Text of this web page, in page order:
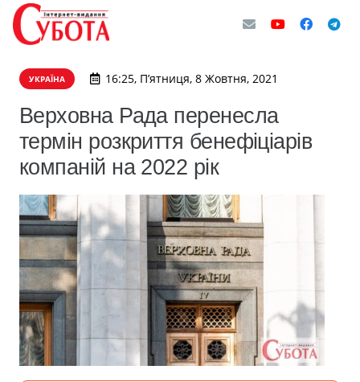
УКРАЇНА 16:25, П’ятниця, 8 Жовтня, 2021
Верховна Рада перенесла
термін розкриття бенефіціарів
компаній на 2022 рік